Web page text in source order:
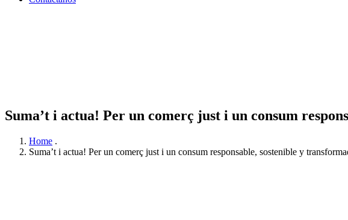
Suma’t i actua! Per un comerç just i un consum
Home .
Suma’t i actua! Per un comerç just i un consum responsable, sostenible y